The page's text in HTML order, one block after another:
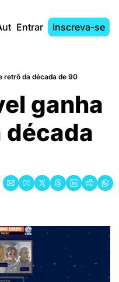
Entrar Inscreva-se
retrô da década de 90
ganha
década